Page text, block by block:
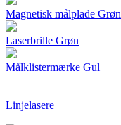
Magnetisk målplade Grøn
Laserbrille Grøn
Målklistermærke Gul
Linjelasere